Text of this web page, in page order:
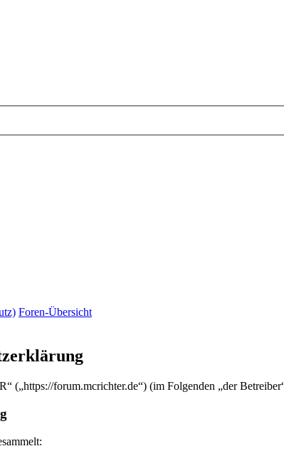
Foren-Übersicht
(„https://forum.mcrichter.de“) (im Folgenden „der